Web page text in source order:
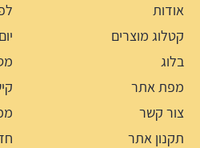
אודות
קטלוג מוצרים
בלוג
מפת אתר
צור קשר
תקנון אתר